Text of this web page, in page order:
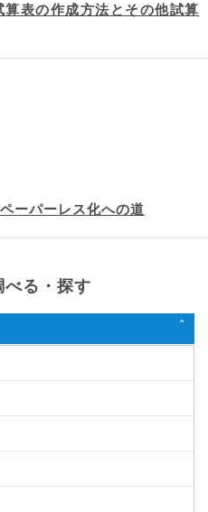
表の作成方法とその他試算
ーパーレス化への道
べる・探す